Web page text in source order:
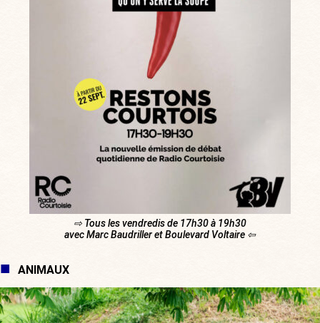
⇨ Tous les vendredis de 17h30 à 19h30
avec Marc Baudriller et Boulevard Voltaire ⇦
ANIMAUX